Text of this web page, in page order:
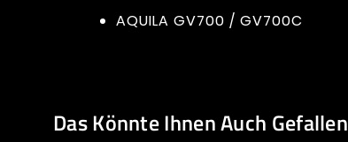
AQUILA GV700 / GV700C
Das Könnte Ihnen Auch Gefallen